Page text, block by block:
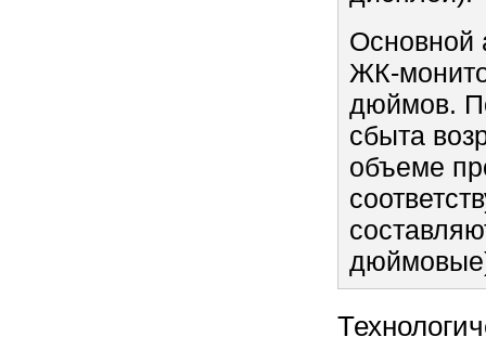
Основной
ЖК-
дюймов.
сбыта
объеме